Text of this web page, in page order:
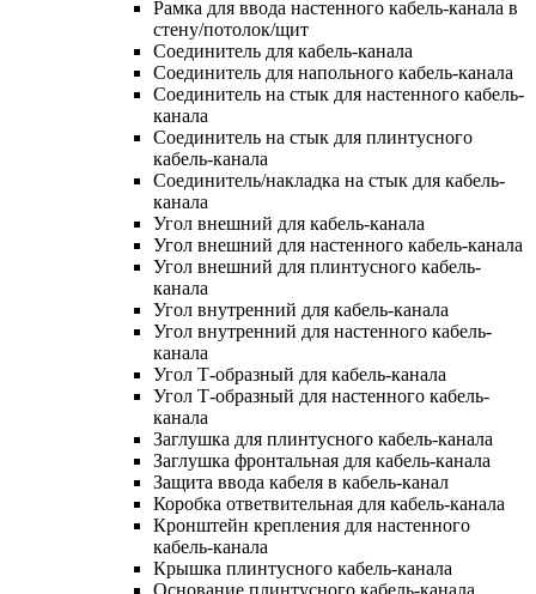
Рамка для ввода настенного кабель-канала в
стену/потолок/щит
Соединитель для кабель-канала
Соединитель для напольного кабель-канала
Соединитель на стык для настенного кабель-
канала
Соединитель на стык для плинтусного
кабель-канала
Соединитель/накладка на стык для кабель-
канала
Угол внешний для кабель-канала
Угол внешний для настенного кабель-канала
Угол внешний для плинтусного кабель-
канала
Угол внутренний для кабель-канала
Угол внутренний для настенного кабель-
канала
Угол Т-образный для кабель-канала
Угол Т-образный для настенного кабель-
канала
Заглушка для плинтусного кабель-канала
Заглушка фронтальная для кабель-канала
Защита ввода кабеля в кабель-канал
Коробка ответвительная для кабель-канала
Кронштейн крепления для настенного
кабель-канала
Крышка плинтусного кабель-канала
Основание плинтусного кабель-канала